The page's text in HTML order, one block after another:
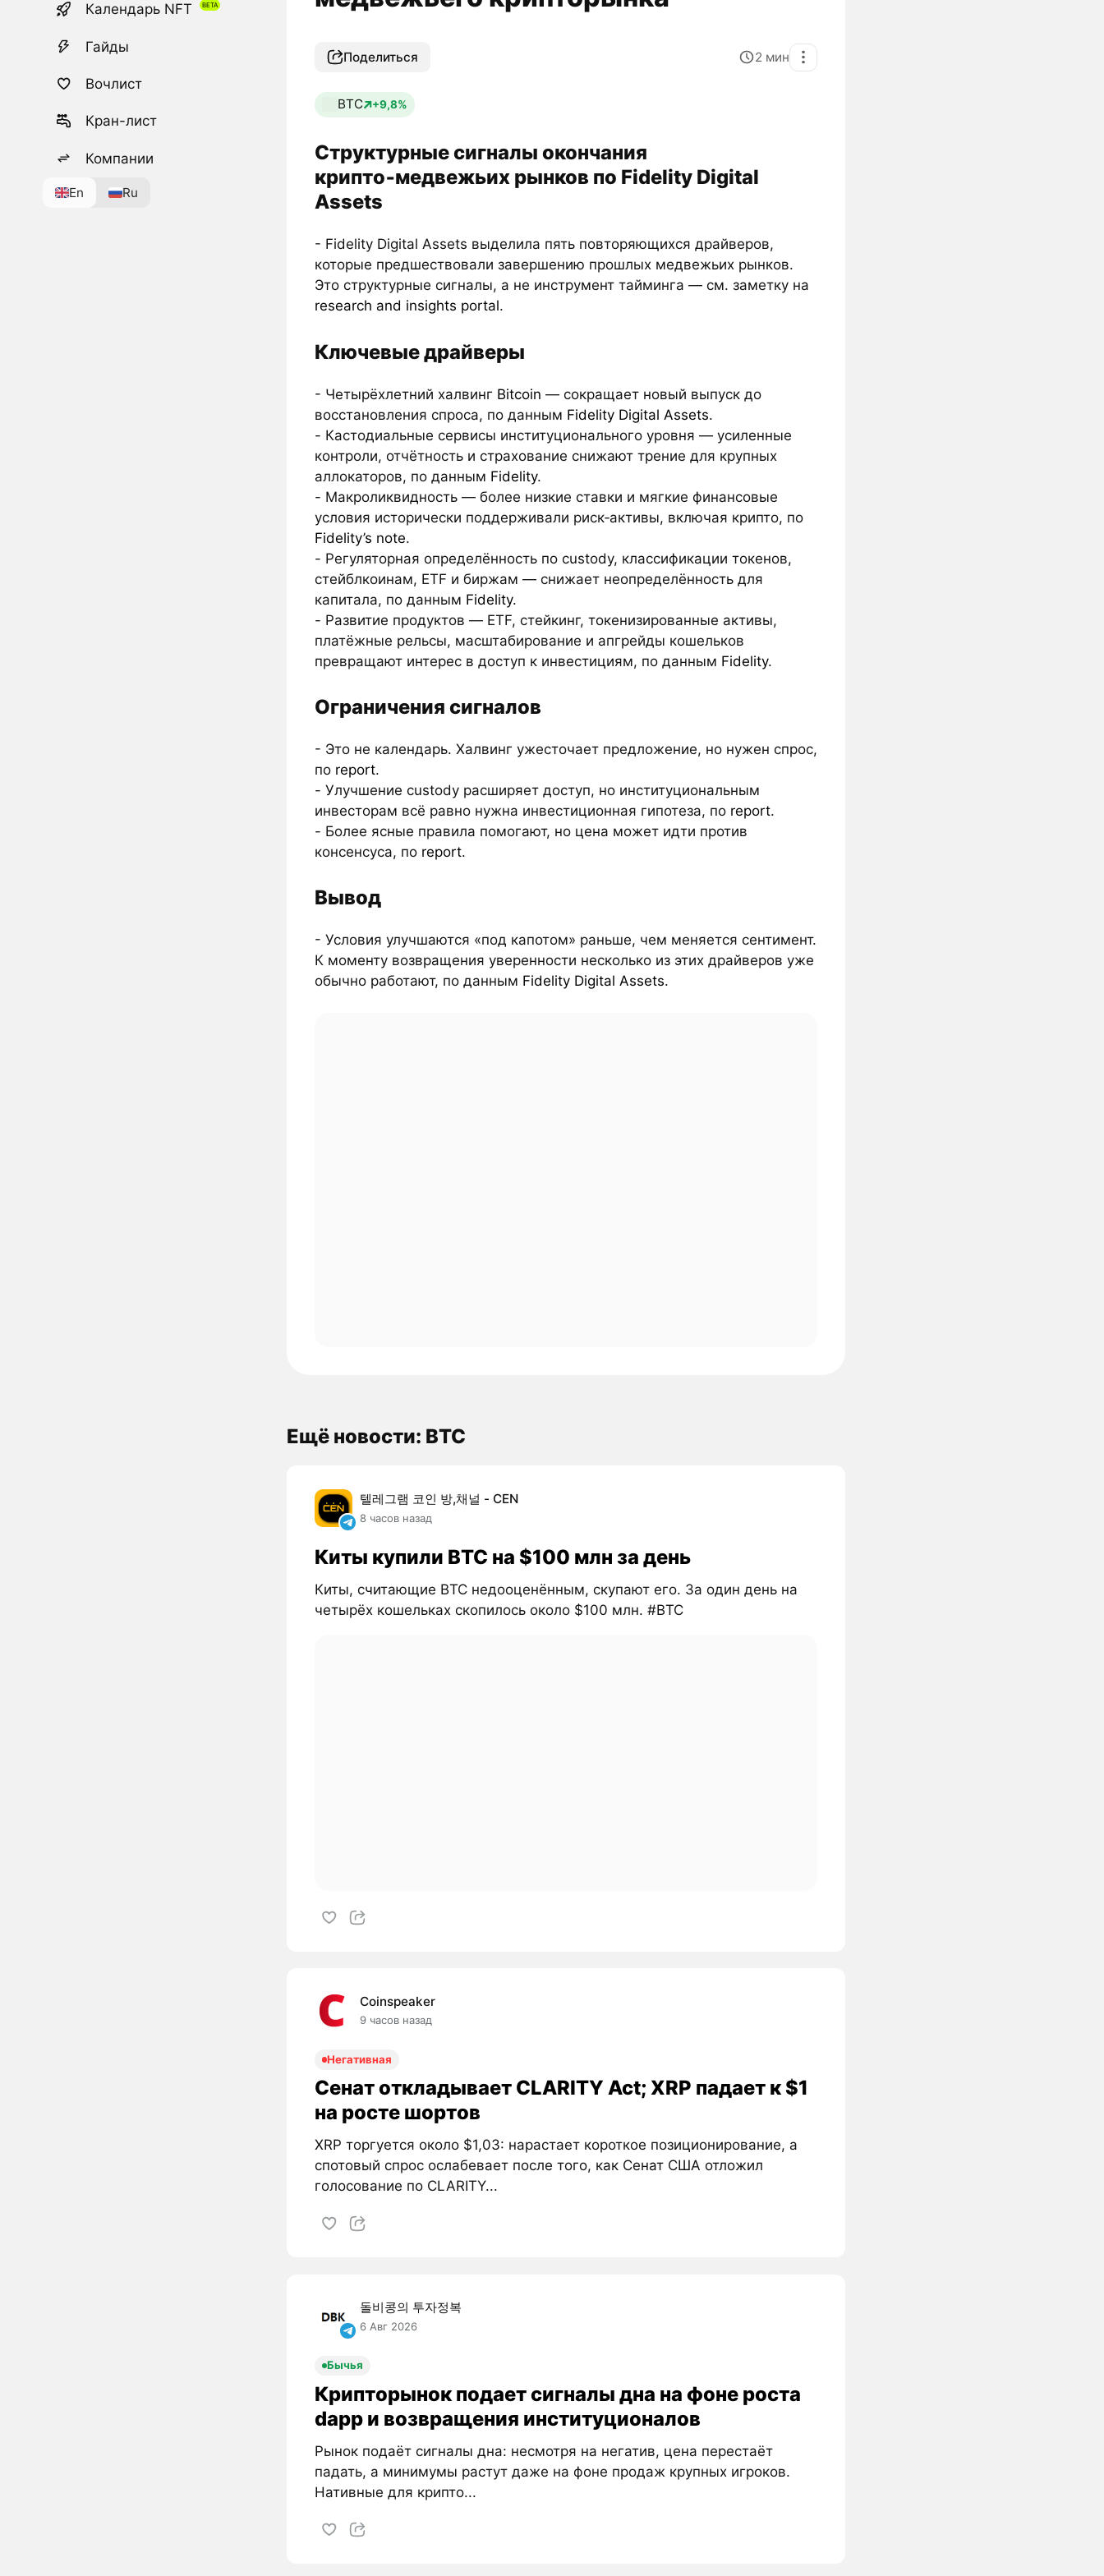
Календарь NFT
Гайды
Вочлист
Кран-лист
Компании
En Ru
Поделиться 2 мин
BTC +9,8%
Структурные сигналы окончания
крипто‑медвежьих рынков по Fidelity Digital
Assets
- Fidelity Digital Assets выделила пять повторяющихся драйверов,
которые предшествовали завершению прошлых медвежьих рынков.
Это структурные сигналы, а не инструмент тайминга — см. заметку на
research and insights portal.
Ключевые драйверы
- Четырёхлетний халвинг Bitcoin — сокращает новый выпуск до
восстановления спроса, по данным Fidelity Digital Assets.
- Кастодиальные сервисы институционального уровня — усиленные
контроли, отчётность и страхование снижают трение для крупных
аллокаторов, по данным Fidelity.
- Макроликвидность — более низкие ставки и мягкие финансовые
условия исторически поддерживали риск‑активы, включая крипто, по
Fidelity’s note.
- Регуляторная определённость по custody, классификации токенов,
стейблкоинам, ETF и биржам — снижает неопределённость для
капитала, по данным Fidelity.
- Развитие продуктов — ETF, стейкинг, токенизированные активы,
платёжные рельсы, масштабирование и апгрейды кошельков
превращают интерес в доступ к инвестициям, по данным Fidelity.
Ограничения сигналов
- Это не календарь. Халвинг ужесточает предложение, но нужен спрос,
по report.
- Улучшение custody расширяет доступ, но институциональным
инвесторам всё равно нужна инвестиционная гипотеза, по report.
- Более ясные правила помогают, но цена может идти против
консенсуса, по report.
Вывод
- Условия улучшаются «под капотом» раньше, чем меняется сентимент.
К моменту возвращения уверенности несколько из этих драйверов уже
обычно работают, по данным Fidelity Digital Assets.
Ещё новости: BTC
텔레그램 코인 방,채널 - CEN
8 часов назад
Киты купили BTC на $100 млн за день
Киты, считающие BTC недооценённым, скупают его. За один день на
четырёх кошельках скопилось около $100 млн. #BTC
Coinspeaker
9 часов назад
Негативная
Сенат откладывает CLARITY Act; XRP падает к $1
на росте шортов
XRP торгуется около $1,03: нарастает короткое позиционирование, а
спотовый спрос ослабевает после того, как Сенат США отложил
голосование по CLARITY...
돌비콩의 투자정복
6 Авг 2026
Бычья
Крипторынок подает сигналы дна на фоне роста
dapp и возвращения институционалов
Рынок подаёт сигналы дна: несмотря на негатив, цена перестаёт
падать, а минимумы растут даже на фоне продаж крупных игроков.
Нативные для крипто...